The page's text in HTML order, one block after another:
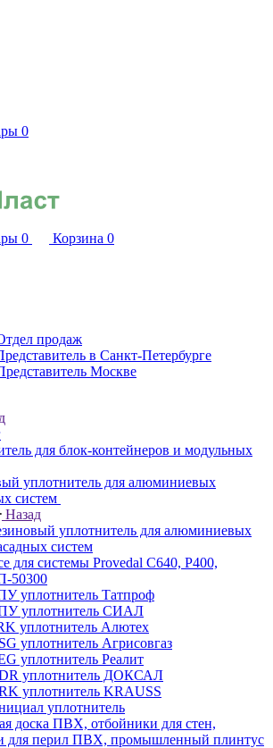
0
0 Корзина 0
продаж
в Санкт-Петербурге
Москве
для блок-контейнеров и модульных
уплотнитель для алюминиевых
систем
Назад
уплотнитель для алюминиевых
систем
для системы Provedal С640, Р400,
50300
уплотнитель Татпроф
уплотнитель СИАЛ
уплотнитель Алютех
уплотнитель Агрисовгаз
уплотнитель Реалит
уплотнитель ДОКСАЛ
уплотнитель KRAUSS
уплотнитель
доска ПВХ, отбойники для стен,
для перил ПВХ, промышленный плинтус